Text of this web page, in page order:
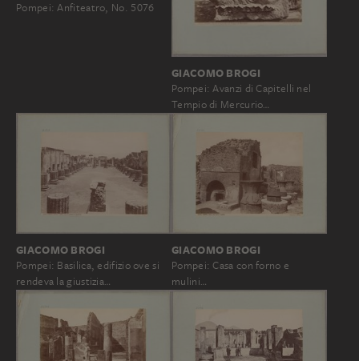
Pompei: Anfiteatro, No. 5076
GIACOMO BROGI
Pompei: Avanzi di Capitelli nel
Tempio di Mercurio…
GIACOMO BROGI
Pompei: Basilica, edifizio ove si
rendeva la giustizia…
GIACOMO BROGI
Pompei: Casa con forno e
mulini…